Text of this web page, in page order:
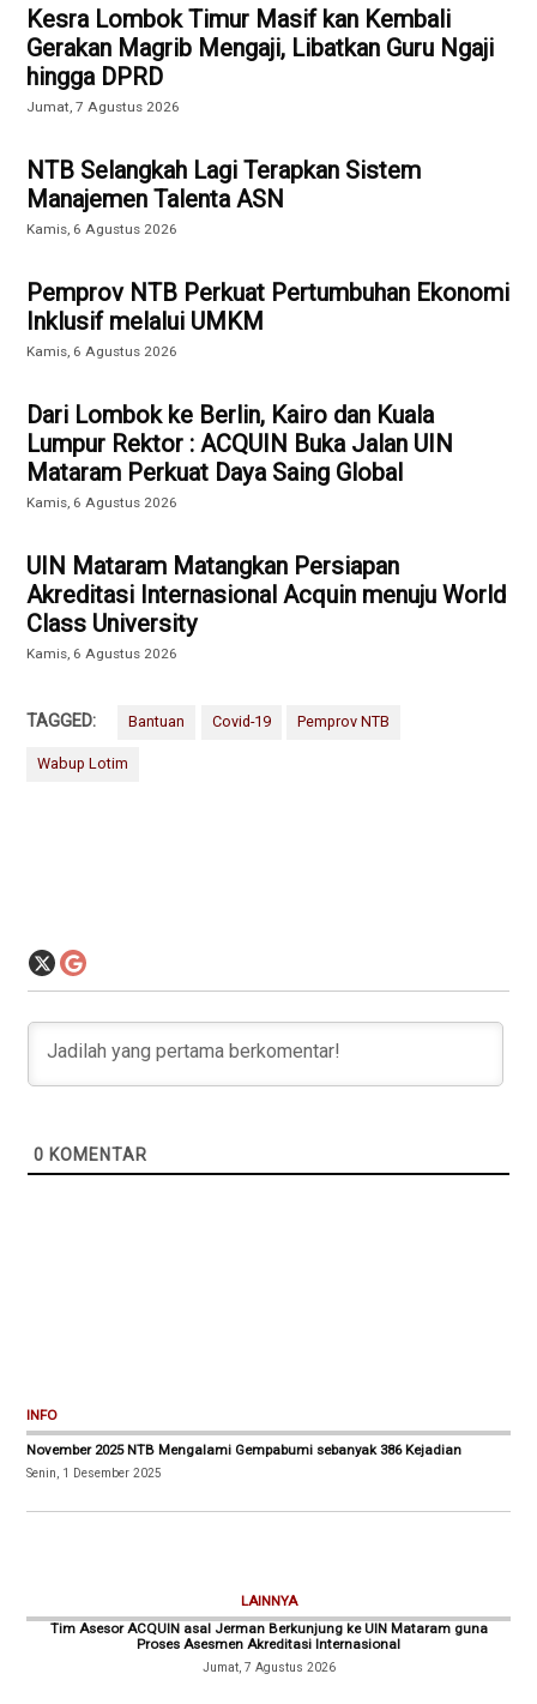
Kesra Lombok Timur Masif kan Kembali
Gerakan Magrib Mengaji, Libatkan Guru Ngaji
hingga DPRD
Jumat, 7 Agustus 2026
NTB Selangkah Lagi Terapkan Sistem
Manajemen Talenta ASN
Kamis, 6 Agustus 2026
Pemprov NTB Perkuat Pertumbuhan Ekonomi
Inklusif melalui UMKM
Kamis, 6 Agustus 2026
Dari Lombok ke Berlin, Kairo dan Kuala
Lumpur Rektor : ACQUIN Buka Jalan UIN
Mataram Perkuat Daya Saing Global
Kamis, 6 Agustus 2026
UIN Mataram Matangkan Persiapan
Akreditasi Internasional Acquin menuju World
Class University
Kamis, 6 Agustus 2026
TAGGED: Bantuan Covid-19 Pemprov NTB
Wabup Lotim
0 KOMENTAR
INFO
November 2025 NTB Mengalami Gempabumi sebanyak 386 Kejadian
Senin, 1 Desember 2025
LAINNYA
Tim Asesor ACQUIN asal Jerman Berkunjung ke UIN Mataram guna
Proses Asesmen Akreditasi Internasional
Jumat, 7 Agustus 2026